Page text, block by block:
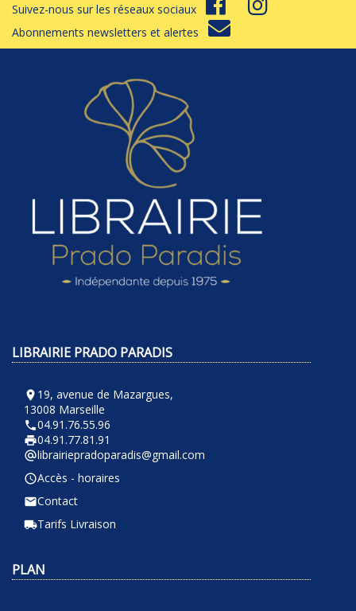
Suivez-nous sur les réseaux sociaux
Abonnements newsletters et alertes
LIBRAIRIE PRADO PARADIS
room 19, avenue de Mazargues,
13008 Marseille
phone04.91.76.55.96
local_printshop04.91.77.81.91
alternate_emaillibrairiepradoparadis@gmail.com
query_builderAccès - horaires
emailContact
local_shippingTarifs Livraison
PLAN